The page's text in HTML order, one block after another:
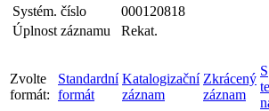
Systém. číslo
000120818
Úplnost záznamu
Rekat.
Zvolte
formát:
Standardní
formát
Katalogizační
záznam
Zkrácený
záznam
S